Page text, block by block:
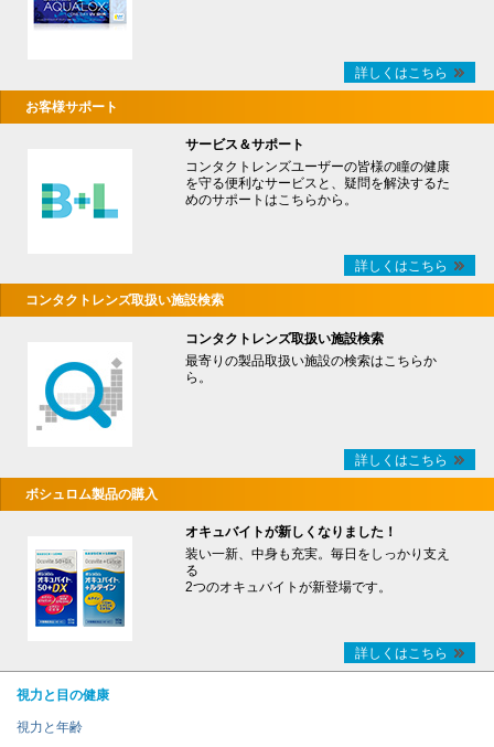
詳しくはこちら
お客様サポート
サービス＆サポート
コンタクトレンズユーザーの皆様の瞳の健康
を守る便利なサービスと、疑問を解決するた
めのサポートはこちらから。
詳しくはこちら
コンタクトレンズ取扱い施設検索
コンタクトレンズ取扱い施設検索
最寄りの製品取扱い施設の検索はこちらか
ら。
詳しくはこちら
ボシュロム製品の購入
オキュバイトが新しくなりました！
装い一新、中身も充実。毎日をしっかり支え
る
2つのオキュバイトが新登場です。
詳しくはこちら
視力と目の健康
視力と年齢